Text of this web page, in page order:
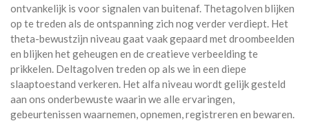
ontvankelijk is voor signalen van buitenaf. Thetagolven blijken
op te treden als de ontspanning zich nog verder verdiept. Het
theta-bewustzijn niveau gaat vaak gepaard met droombeelden
en blijken het geheugen en de creatieve verbeelding te
prikkelen. Deltagolven treden op als we in een diepe
slaaptoestand verkeren. Het alfa niveau wordt gelijk gesteld
aan ons onderbewuste waarin we alle ervaringen,
gebeurtenissen waarnemen, opnemen, registreren en bewaren.